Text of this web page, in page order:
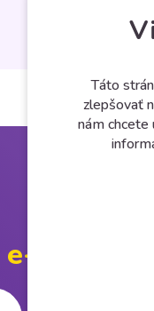
e⁠-⁠shop
Táto
zlepšovať
nám chcete